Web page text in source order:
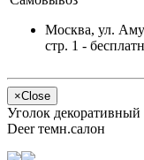
Москва, ул.
стр. 1 -
×Close
Уголок декоративный
Deer темн.салон